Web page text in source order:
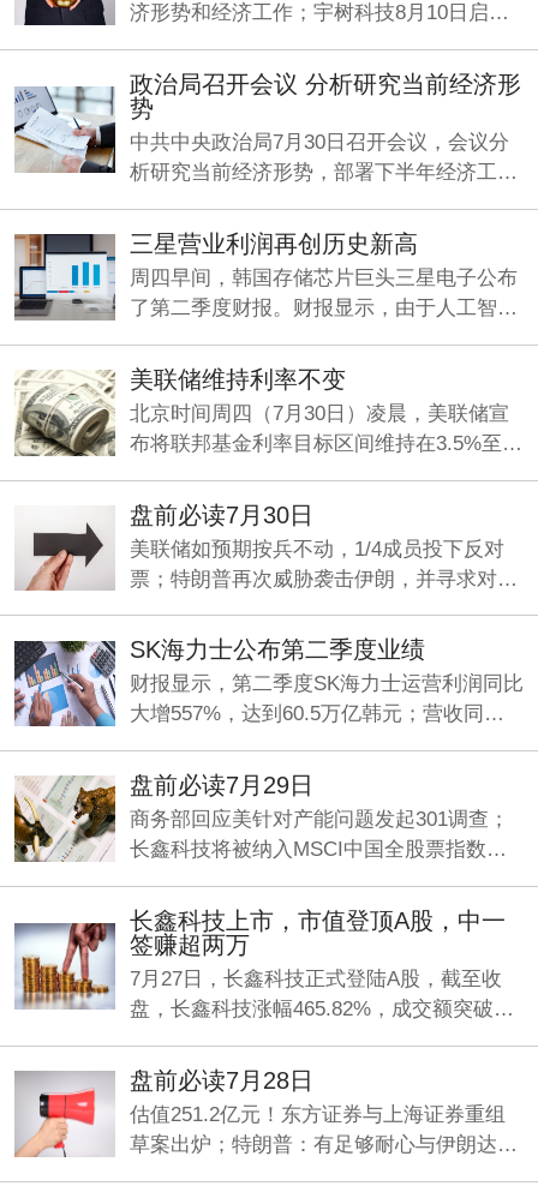
济形势和经济工作；宇树科技8月10日启动
代表格里尔举行视频通话。
政治局召开会议 分析研究当前经济形
势
中共中央政治局7月30日召开会议，会议分
析研究当前经济形势，部署下半年经济工
三星营业利润再创历史新高
周四早间，韩国存储芯片巨头三星电子公布
了第二季度财报。财报显示，由于人工智能
长，公司Q2营收、利润双双大增，其中营业
利润同比暴增1814%，再创历史新高。
美联储维持利率不变
北京时间周四（7月30日）凌晨，美联储宣
布将联邦基金利率目标区间维持在3.5%至
美联储连续第五次“按兵不动”。
盘前必读7月30日
美联储如预期按兵不动，1/4成员投下反对
票；特朗普再次威胁袭击伊朗，并寻求对伊
领域数据开发利用的通知》。
SK海力士公布第二季度业绩
财报显示，第二季度SK海力士运营利润同比
大增557%，达到60.5万亿韩元；营收同比
万亿韩元，同比增长1242%。
盘前必读7月29日
商务部回应美针对产能问题发起301调查；
长鑫科技将被纳入MSCI中国全股票指数；
好行业前景。
长鑫科技上市，市值登顶A股，中一
签赚超两万
7月27日，长鑫科技正式登陆A股，截至收
盘，长鑫科技涨幅465.82%，成交额突破
成为目前A股总市值一哥。
盘前必读7月28日
估值251.2亿元！东方证券与上海证券重组
草案出炉；特朗普：有足够耐心与伊朗达成